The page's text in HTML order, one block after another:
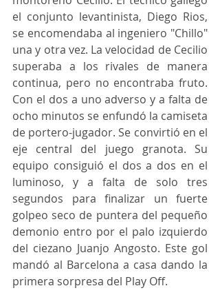
el conjunto levantinista, Diego Rios,
se encomendaba al ingeniero "Chillo"
una y otra vez. La velocidad de Cecilio
superaba a los rivales de manera
continua, pero no encontraba fruto.
Con el dos a uno adverso y a falta de
ocho minutos se enfundó la camiseta
de portero-jugador. Se convirtió en el
eje central del juego granota. Su
equipo consiguió el dos a dos en el
luminoso, y a falta de solo tres
segundos para finalizar un fuerte
golpeo seco de puntera del pequeño
demonio entro por el palo izquierdo
del ciezano Juanjo Angosto. Este gol
mandó al Barcelona a casa dando la
primera sorpresa del Play Off.